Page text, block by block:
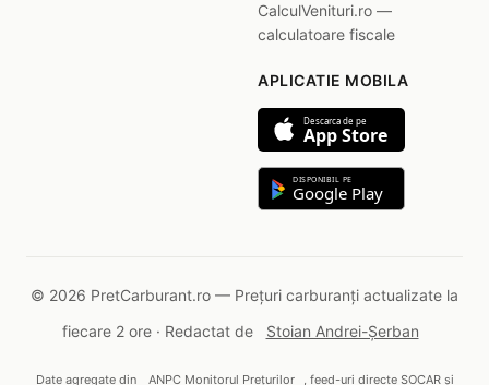
CalculVenituri.ro —
calculatoare fiscale
APLICATIE MOBILA
Descarca de pe
App Store
DISPONIBIL PE
Google Play
© 2026 PretCarburant.ro — Prețuri carburanți actualizate la
fiecare 2 ore · Redactat de
Stoian Andrei-Șerban
Date agregate din ANPC Monitorul Prețurilor , feed-uri directe SOCAR și